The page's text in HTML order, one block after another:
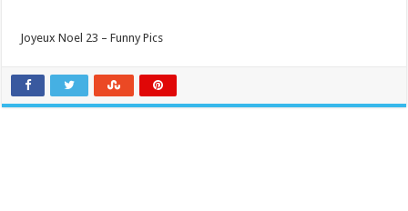
Joyeux Noel 23 – Funny Pics